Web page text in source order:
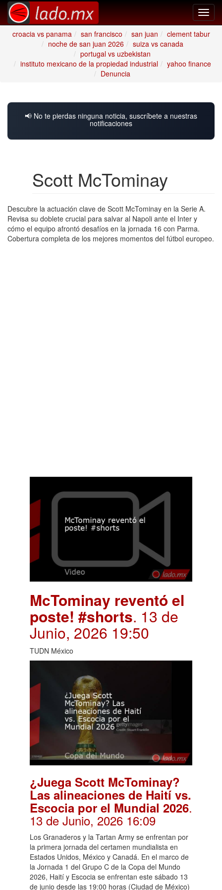
croacia vs panama
san francisco san juan
clement tabur
noche de san juan 2026
suiza vs canada
portugal vs uzbekistan
instituto mexicano de la propiedad industrial
yahoo finance
Denuncia
📢 No te pierdas ninguna noticia, suscríbete a nuestras
notificaciones
Scott McTominay
Descubre la actuación clave de Scott McTominay en la Serie A.
Revisa su doblete crucial para salvar al Napoli ante el Inter y
cómo el equipo afrontó desafíos en la jornada 16 con Parma.
Cobertura completa de los mejores momentos del fútbol europeo.
McTominay reventó el
poste! #shorts. 13 de
Junio, 2026 19:50
TUDN México
¿Juega Scott McTominay?
Las alineaciones de Haití vs.
Escocia por el Mundial 2026.
13 de Junio, 2026 16:09
Los Granaderos y la Tartan Army se enfrentan por
la primera jornada del certamen mundialista en
Estados Unidos, México y Canadá. En el marco de
la Jornada 1 del Grupo C de la Copa del Mundo
2026, Haití y Escocia se enfrentan este sábado 13
de junio desde las 19:00 horas (Ciudad de México)